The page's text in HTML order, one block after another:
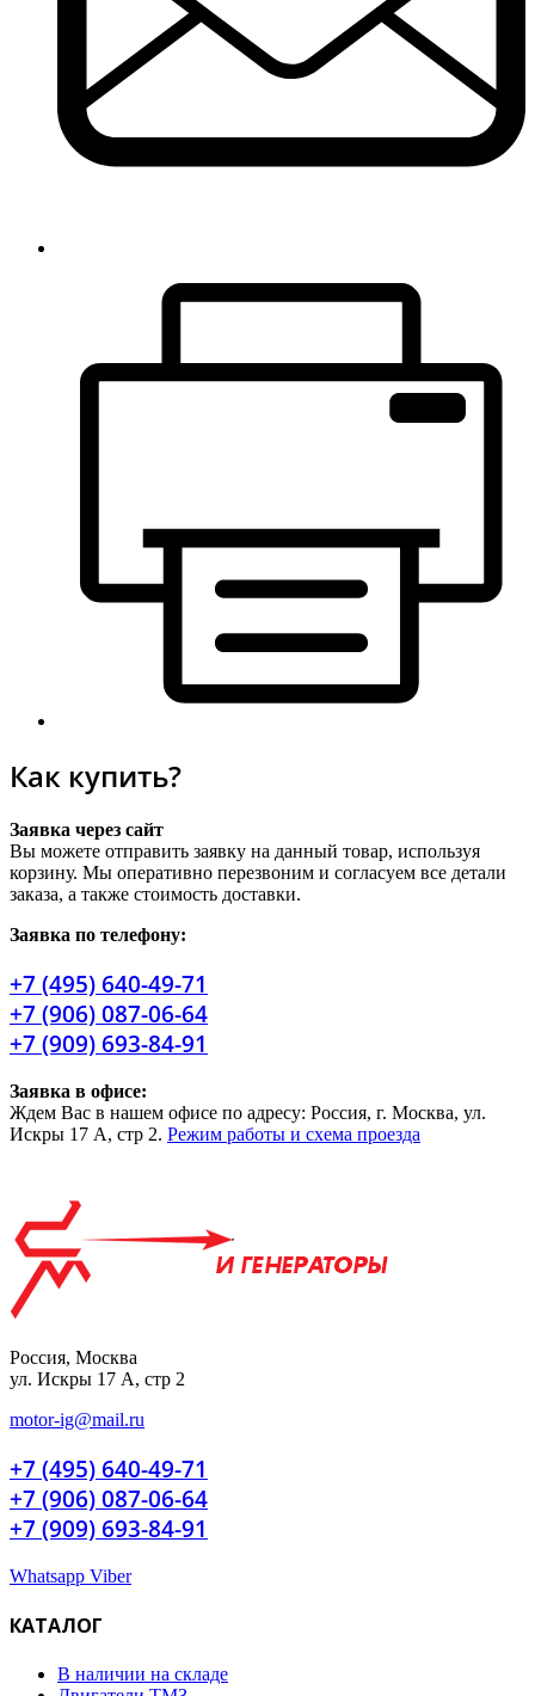
Как купить?
Заявка через сайт
Вы можете отправить заявку на данный товар, используя
корзину. Мы оперативно перезвоним и согласуем все детали
заказа, а также стоимость доставки.
Заявка по телефону:
+7 (495) 640-49-71
+7 (906) 087-06-64
+7 (909) 693-84-91
Заявка в офисе:
Ждем Вас в нашем офисе по адресу: Россия, г. Москва, ул.
Искры 17 А, стр 2. Режим работы и схема проезда
Россия, Москва
ул. Искры 17 А, стр 2
motor-ig@mail.ru
+7 (495) 640-49-71
+7 (906) 087-06-64
+7 (909) 693-84-91
Whatsapp Viber
КАТАЛОГ
В наличии на складе